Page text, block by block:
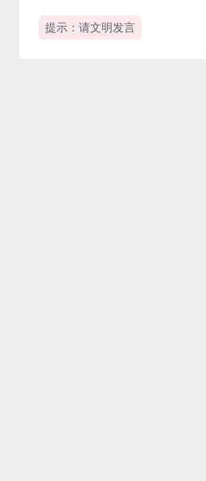
提示：请文明发言